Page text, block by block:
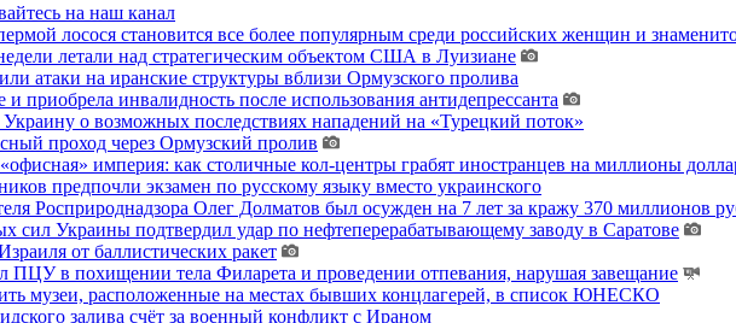
на наш канал
лосося становится все более популярным среди российских женщин и
летали над стратегическим объектом США в Луизиане
атаки на иранские структуры вблизи Ормузского пролива
и приобрела инвалидность после использования антидепрессанта
о возможных последствиях нападений на «Турецкий поток»
проход через Ормузский пролив
империя: как столичные кол-центры грабят иностранцев на миллионы
предпочли экзамен по русскому языку вместо украинского
Росприроднадзора Олег Долматов был осужден на 7 лет за кражу 370 миллионов
сил Украины подтвердил удар по нефтеперерабатывающему заводу в Саратове
от баллистических ракет
в похищении тела Филарета и проведении отпевания, нарушая завещание
музеи, расположенные на местах бывших концлагерей, в список ЮНЕСКО
залива счёт за военный конфликт с Ираном